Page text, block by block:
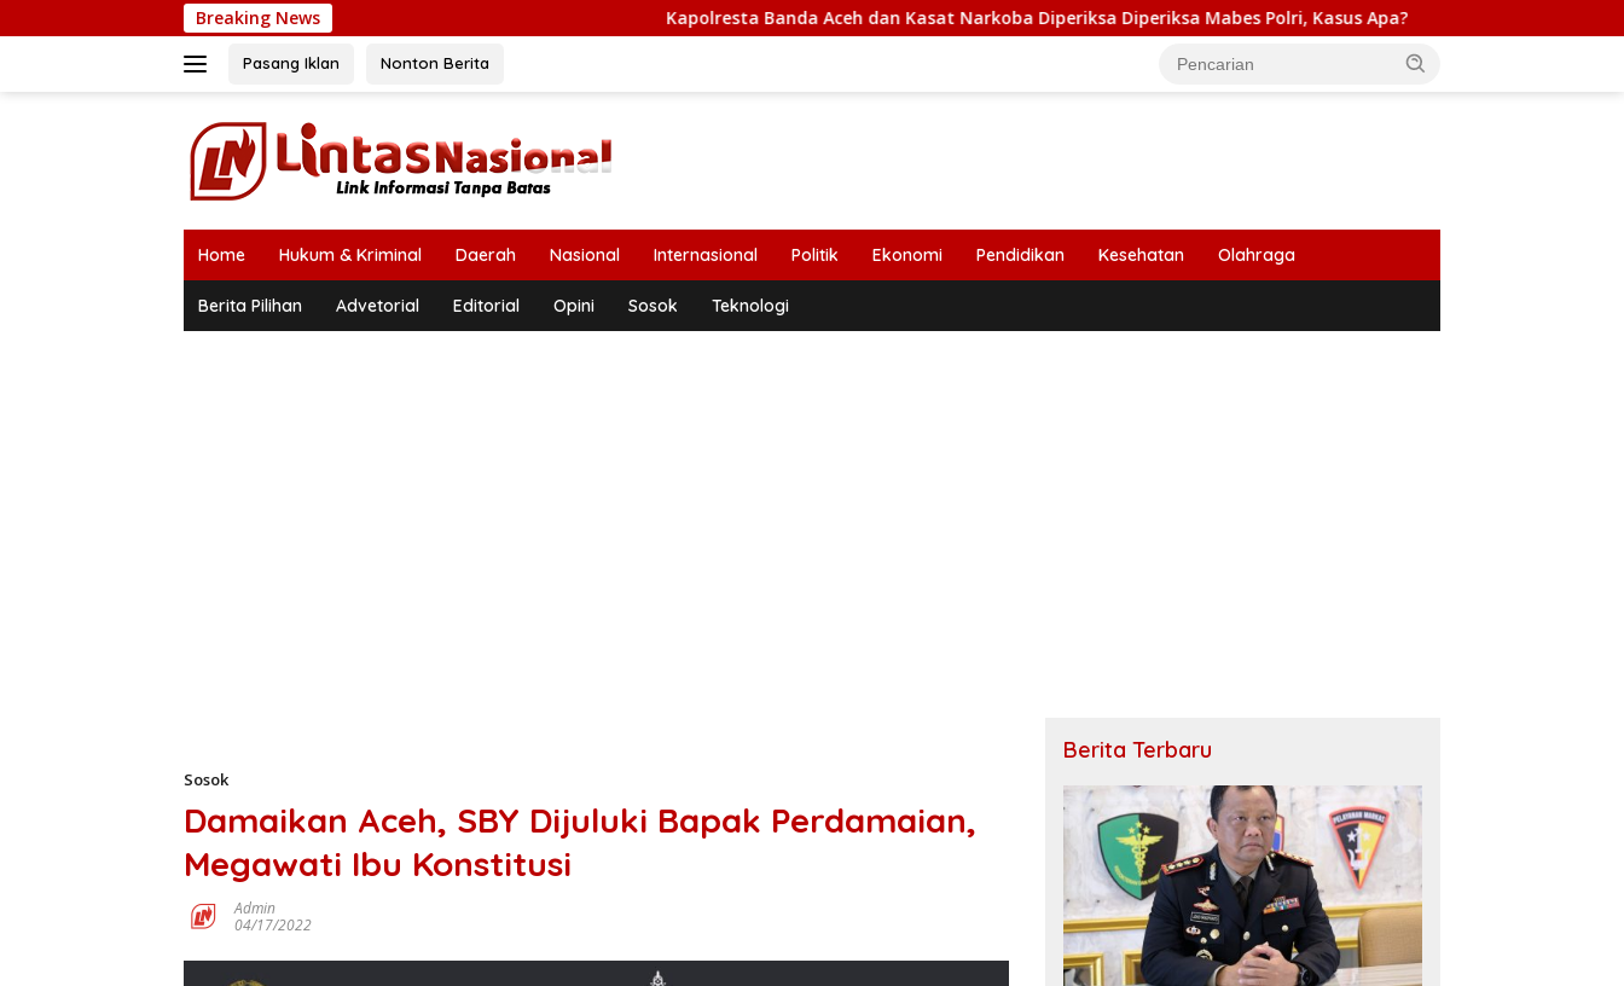
ke
Breaking News Kapolresta Banda Aceh dan Kasat Narkoba Diperiksa Diperiksa Mabes Polri, Kasus Apa? PB HIMABIR: Cetak Sawah Baru
Pasang Iklan Nonton Berita
Home Hukum & Kriminal Daerah Nasional Internasional Politik Ekonomi Pendidikan Kesehatan Olahraga
Berita Pilihan Advetorial Editorial Opini Sosok Teknologi
Sosok
Damaikan Aceh, SBY Dijuluki Bapak Perdamaian,
Megawati Ibu Konstitusi
Admin
04/17/2022
Berita Terbaru